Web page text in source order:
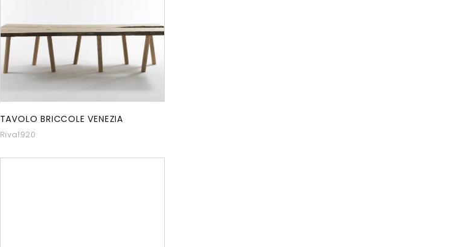
TAVOLO BRICCOLE VENEZIA
Riva1920